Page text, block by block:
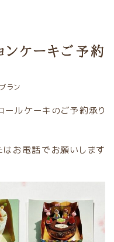
ンケーキご予約
ラン
ールケーキのご予約承り
はお電話でお願いします